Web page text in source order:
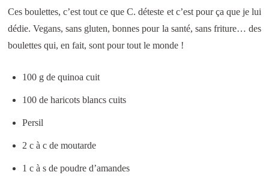
Ces boulettes, c’est tout ce que C. déteste et c’est pour ça que je lui
dédie. Vegans, sans gluten, bonnes pour la santé, sans friture… des
boulettes qui, en fait, sont pour tout le monde !
100 g de quinoa cuit
100 de haricots blancs cuits
Persil
2 c à c de moutarde
1 c à s de poudre d’amandes